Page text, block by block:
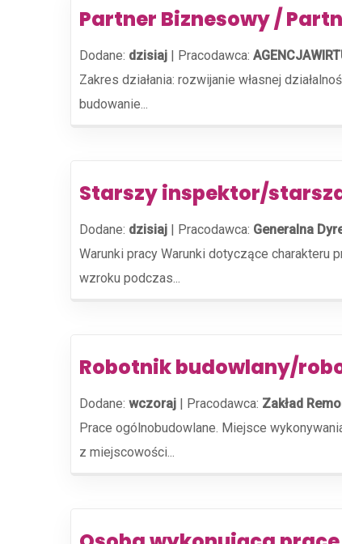
Partner Biznesowy /
Dodane: dzisiaj | Pracodawca:
Zakres działania: rozwijanie własnej
budowanie...
Starszy inspektor/
Dodane: dzisiaj | Pracodawca: Generalna
Warunki pracy Warunki dotyczące
wzroku podczas...
Robotnik budowlany/
Dodane: wczoraj | Pracodawca: Zakład
Prace ogólnobudowlane. Miejsce
z miejscowości...